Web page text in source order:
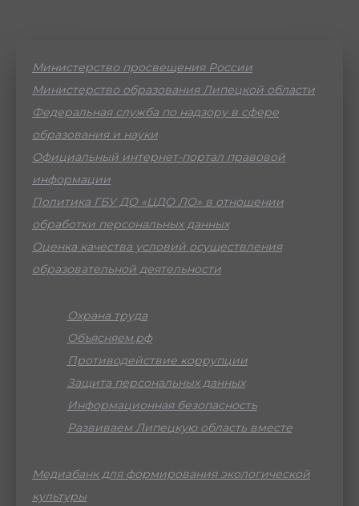
Министерство просвещения России
Министерство образования Липецкой области
Федеральная служба по надзору в сфере
образования и науки
Официальный интернет-портал правовой
информации
Политика ГБУ ДО «ЦДО ЛО» в отношении
обработки персональных данных
Оценка качества условий осуществления
образовательной деятельности
Охрана труда
Объясняем.рф
Противодействие коррупции
Защита персональных данных
Информационная безопасность
Развиваем Липецкую область вместе
Медиабанк для формирования экологической
культуры